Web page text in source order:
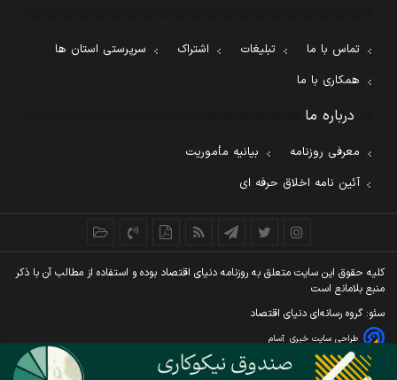
تماس با ما تبلیغات اشتراک
سرپرستی استان ها
همکاری با ما
درباره ما
معرفی روزنامه
بیانیه مأموریت
آئین نامه اخلاق حرفه ای
کليه حقوق اين سايت متعلق به روزنامه دنيای اقتصاد بوده و استفاده از مطالب آن با ذکر
منبع بلامانع است
سئو: گروه رسانه‌ای دنیای اقتصاد
طراحی سایت خبری آسام